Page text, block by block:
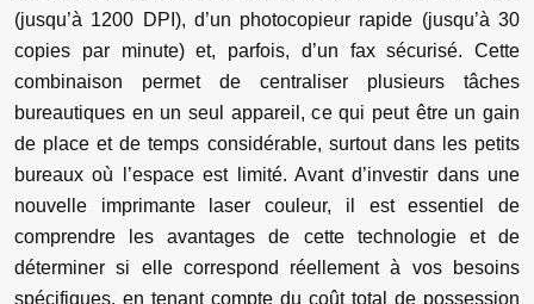
(jusqu’à 1200 DPI), d’un photocopieur rapide (jusqu’à 30
copies par minute) et, parfois, d’un fax sécurisé. Cette
combinaison permet de centraliser plusieurs tâches
bureautiques en un seul appareil, ce qui peut être un gain
de place et de temps considérable, surtout dans les petits
bureaux où l’espace est limité. Avant d’investir dans une
nouvelle imprimante laser couleur, il est essentiel de
comprendre les avantages de cette technologie et de
déterminer si elle correspond réellement à vos besoins
spécifiques, en tenant compte du coût total de possession